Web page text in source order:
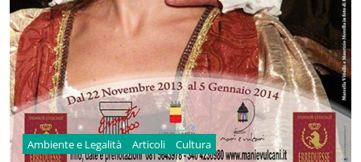
Ambiente e Legalità Articoli Cultura